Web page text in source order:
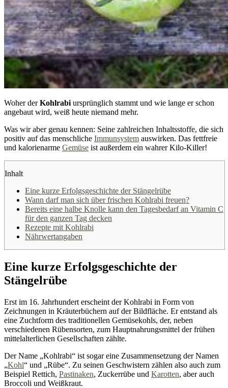
Woher derKohlrabi ursprünglich stammt und wie lange er schon
angebaut wird, weiß heute niemand mehr.
Was wir aber genau kennen: Seine zahlreichen Inhaltsstoffe, die sich
positiv auf das menschliche Immunsystem auswirken. Das fettfreie
und kalorienarme Gemüse ist außerdem ein wahrer Kilo-Killer!
Inhalt
Eine kurze Erfolgsgeschichte der Stängelrübe
Wann darf man sich über frischen Kohlrabi freuen?
Bereits eine halbe Knolle kann den Tagesbedarf an Vitamin C
für den ganzen Tag decken
Rezepte mit Kohlrabi
Nährwertangaben
Eine kurze Erfolgsgeschichte der
Stängelrübe
Erst im 16. Jahrhundert erscheint der Kohlrabi in Form von
Zeichnungen in Kräuterbüchern auf der Bildfläche. Er entstand als
eine Zuchtform des traditionellen Gemüsekohls, der, neben
verschiedenen Rübensorten, zum Hauptnahrungsmittel der frühen
mittelalterlichen Gesellschaften zählte.
Der Name „Kohlrabi“ ist sogar eine Zusammensetzung der Namen
„Kohl“ und „Rübe“. Zu seinen Geschwistern zählen also auch zum
Beispiel Rettich, Pastinaken, Zuckerrübe und Karotten, aber auch
Broccoli und Weißkraut.